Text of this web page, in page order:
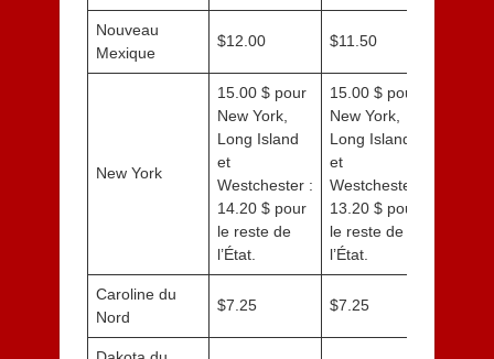
Nouveau
Mexique
$12.00 $11.50
New York
15.00 $ pour
New York,
Long Island
et
Westchester :
14.20 $ pour
le reste de
l’État.
15.00 $ pour
New York,
Long Island
et
Westchester :
13.20 $ pour
le reste de
l’État.
Caroline du
Nord
$7.25 $7.25